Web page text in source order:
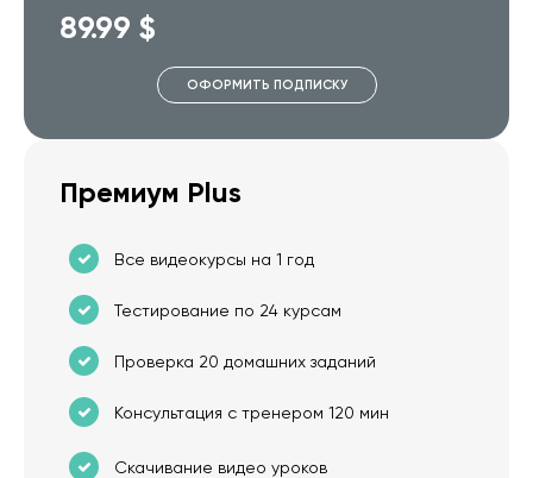
89.99 $
ОФОРМИТЬ ПОДПИСКУ
Премиум Plus
Все видеокурсы на 1 год
Тестирование по 24 курсам
Проверка 20 домашних заданий
Консультация с тренером 120 мин
Скачивание видео уроков